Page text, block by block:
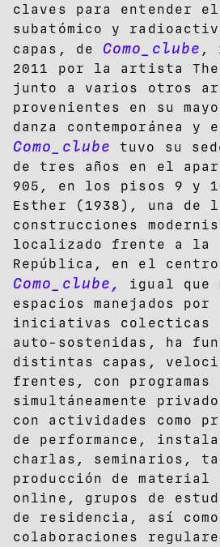
claves para entender
subatómico y
capas, de Como_clube ,
2011 por la artista
junto a varios otros
provenientes en su
danza contemporánea y
Como_clube
tuvo su
de tres años en el
905, en los pisos 9 y
Esther (1938), una de
construcciones
localizado frente a la
República, en el centro
Como_clube,
igual que
espacios manejados
iniciativas colecticas
auto-sostenidas, ha
distintas capas,
frentes, con programas
simultáneamente
con actividades como
de performance,
charlas, seminarios,
producción de material
online, grupos de
de residencia, así como
colaboraciones